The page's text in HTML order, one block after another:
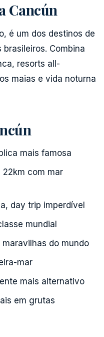
Cancún
é um dos destinos de
Combina
resorts all-
maias e vida noturna
mais famosa
22km com mar
day trip imperdível
mundial
maravilhas do mundo
mar
mais alternativo
em grutas